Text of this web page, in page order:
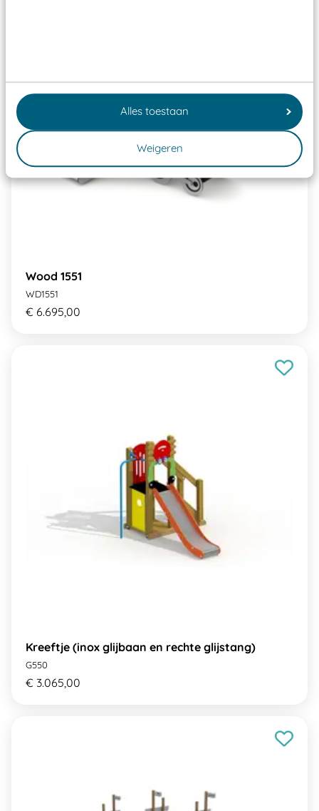
Alles toestaan
Weigeren
Wood 1551
WD1551
€ 6.695,00
Kreeftje (inox glijbaan en rechte glijstang)
G550
€ 3.065,00